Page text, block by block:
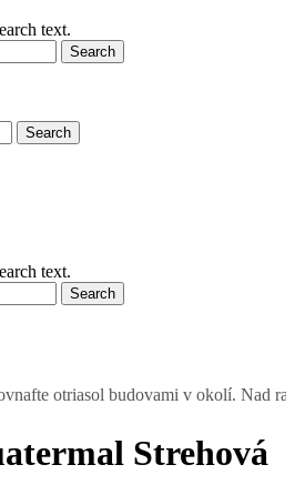
text.
Search
text.
budovami v okolí. Nad
Strehová